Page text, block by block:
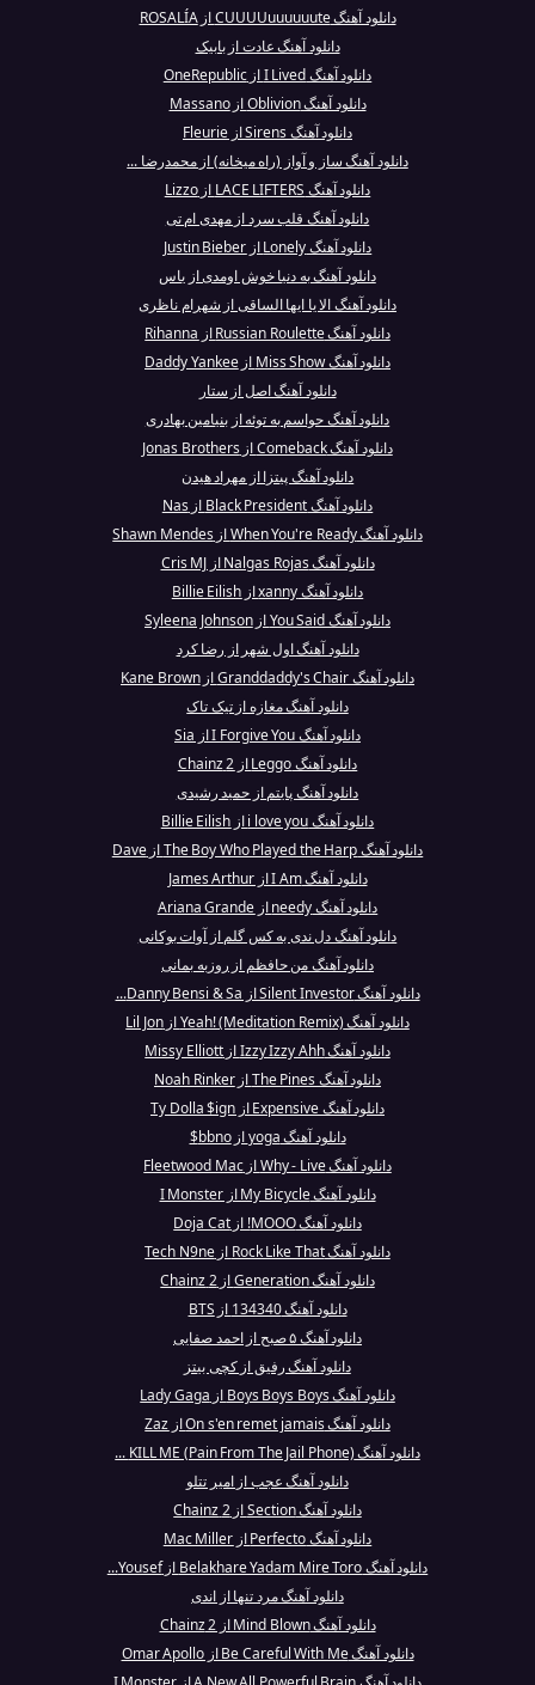
دانلود آهنگ CUUUUuuuuuute از ROSALÍA
دانلود آهنگ عادت از بابیک
دانلود آهنگ I Lived از OneRepublic
دانلود آهنگ Oblivion از Massano
دانلود آهنگ Sirens از Fleurie
دانلود آهنگ ساز و آواز (راه میخانه) از محمدرضا ...
دانلود آهنگ LACE LIFTERS از Lizzo
دانلود آهنگ قلب سرد از مهدی ام تی
دانلود آهنگ Lonely از Justin Bieber
دانلود آهنگ به دنیا خوش اومدی از یاس
دانلود آهنگ الا یا ایها الساقی از شهرام ناظری
دانلود آهنگ Russian Roulette از Rihanna
دانلود آهنگ Miss Show از Daddy Yankee
دانلود آهنگ اصل از ستار
دانلود آهنگ حواسم به توئه از بنیامین بهادری
دانلود آهنگ Comeback از Jonas Brothers
دانلود آهنگ پیتزا از مهراد هیدن
دانلود آهنگ Black President از Nas
دانلود آهنگ When You're Ready از Shawn Mendes
دانلود آهنگ Nalgas Rojas از Cris MJ
دانلود آهنگ xanny از Billie Eilish
دانلود آهنگ You Said از Syleena Johnson
دانلود آهنگ اول شهر از رضا کرد
دانلود آهنگ Granddaddy's Chair از Kane Brown
دانلود آهنگ مغازه از تیک تاک
دانلود آهنگ I Forgive You از Sia
دانلود آهنگ Leggo از 2 Chainz
دانلود آهنگ پایتم از حمید رشیدی
دانلود آهنگ i love you از Billie Eilish
دانلود آهنگ The Boy Who Played the Harp از Dave
دانلود آهنگ I Am از James Arthur
دانلود آهنگ needy از Ariana Grande
دانلود آهنگ دل ندی به کس گلم از آوات بوکانی
دانلود آهنگ من حافظم از روزبه بمانی
دانلود آهنگ Silent Investor از Danny Bensi & Sa...
دانلود آهنگ Yeah! (Meditation Remix) از Lil Jon
دانلود آهنگ Izzy Izzy Ahh از Missy Elliott
دانلود آهنگ The Pines از Noah Rinker
دانلود آهنگ Expensive از Ty Dolla $ign
دانلود آهنگ yoga از bbno$
دانلود آهنگ Why - Live از Fleetwood Mac
دانلود آهنگ My Bicycle از I Monster
دانلود آهنگ MOOO! از Doja Cat
دانلود آهنگ Rock Like That از Tech N9ne
دانلود آهنگ Generation از 2 Chainz
دانلود آهنگ 134340 از BTS
دانلود آهنگ ۵ صبح از احمد صفایی
دانلود آهنگ رفیق از کچی بیتز
دانلود آهنگ Boys Boys Boys از Lady Gaga
دانلود آهنگ On s'en remet jamais از Zaz
دانلود آهنگ KILL ME (Pain From The Jail Phone) ...
دانلود آهنگ عجب از امیر تتلو
دانلود آهنگ Section از 2 Chainz
دانلود آهنگ Perfecto از Mac Miller
دانلود آهنگ Belakhare Yadam Mire Toro از Yousef...
دانلود آهنگ مرد تنها از اندی
دانلود آهنگ Mind Blown از 2 Chainz
دانلود آهنگ Be Careful With Me از Omar Apollo